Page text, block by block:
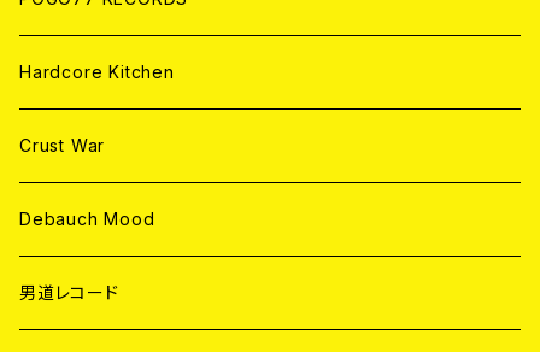
Hardcore Kitchen
Crust War
Debauch Mood
男道レコード